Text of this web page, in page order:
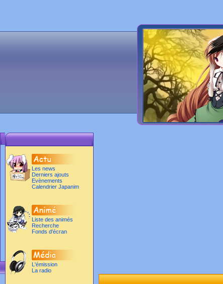
Les news
Derniers ajouts
Evènements
Calendrier Japanim
Liste des animés
Recherche
Fonds d'écran
L'émission
La radio